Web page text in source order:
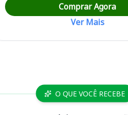
Comprar Agora
Ver Mais
O QUE VOCÊ RECEBE